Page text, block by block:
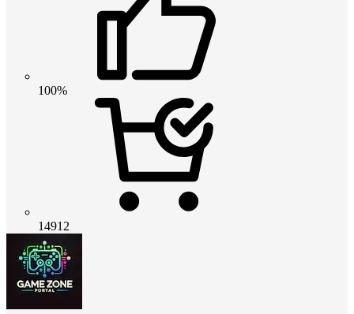
100%
14912